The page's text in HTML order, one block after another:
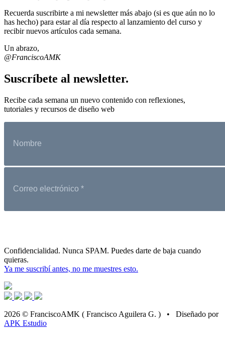
Recuerda suscribirte a mi newsletter más abajo (si es que aún no lo
has hecho) para estar al día respecto al lanzamiento del curso y
recibir nuevos artículos cada semana.
Un abrazo,
@FranciscoAMK
Suscríbete al newsletter.
Recibe cada semana un nuevo contenido con reflexiones,
tutoriales y recursos de diseño web
Confidencialidad. Nunca SPAM. Puedes darte de baja cuando
quieras.
Ya me suscribí antes, no me muestres esto.
2026 © FranciscoAMK ( Francisco Aguilera G. ) • Diseñado por
APK Estudio